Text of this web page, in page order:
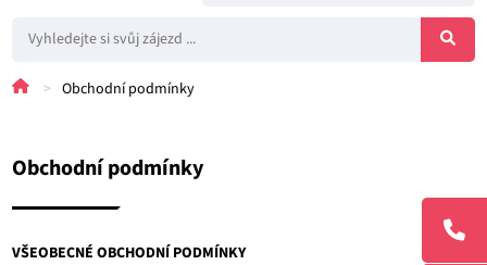
> Obchodní podmínky
Obchodní podmínky
VŠEOBECNÉ OBCHODNÍ PODMÍNKY